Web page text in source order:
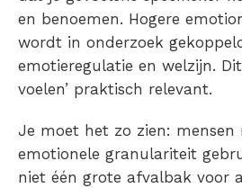
en benoemen. Hogere
wordt in onderzoek
emotieregulatie en welzijn.
voelen’ praktisch relevant.
Je moet het zo zien: mensen
emotionele granulariteit
niet één grote afvalbak voor